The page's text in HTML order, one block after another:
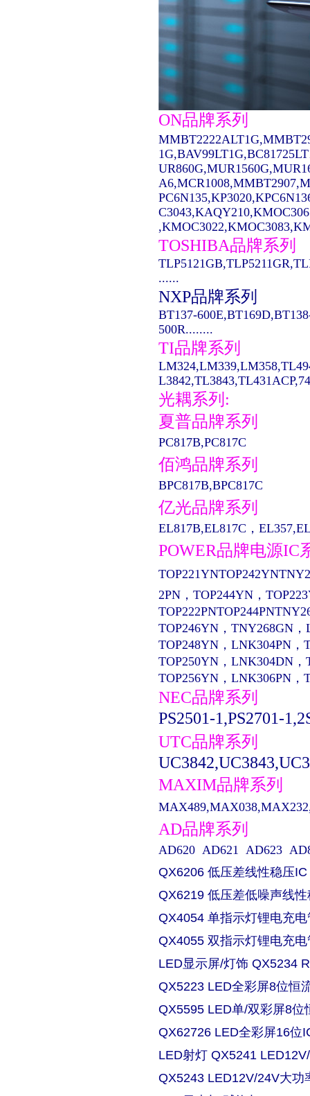
ON品牌系列
TOSHIBA品牌系列
......
NXP品牌系列
BT137-
500R........
TI品牌系列
光耦系列:
夏普品牌系列
PC817B,PC817C
佰鸿品牌系列
BPC817B,BPC817C
亿光品牌系列
EL817B,EL817C，
POWER品牌电源IC
2PN，TOP244YN，
TOP246YN，TNY268GN
TOP248YN，LNK304PN，
TOP250YN，LNK304DN，
TOP256YN，LNK306PN
NEC品牌系列
PS2501-1,PS2701-
UTC品牌系列
MAXIM品牌系列
AD品牌系列
AD620 AD621 AD623
QX6206 低压差线性稳压IC
QX6219 低压差低噪声线
QX4054 单指示灯锂电充
QX4055 双指示灯锂电充
LED显示屏/灯饰 QX5234
QX5223 LED全彩屏8位恒
QX5595 LED单/双彩屏8位
QX62726 LED全彩屏16位
LED射灯 QX5241
QX5243 LED12V/24V大